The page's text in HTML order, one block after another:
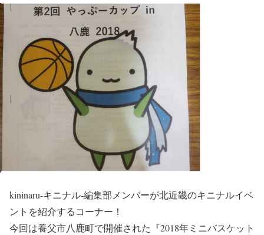
kininaru-キニナル-編集部メンバーが北近畿のキニナルイベ
ントを紹介するコーナー！
今回は養父市八鹿町で開催された『2018年ミニバスケット